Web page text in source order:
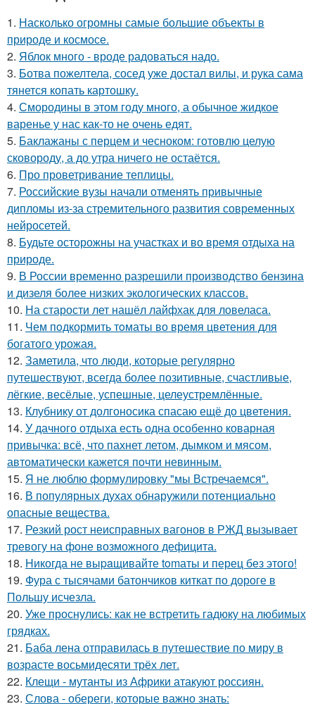
1. Насколько огромны самые большие объекты в
природе и космосе.
2. Яблок много - вроде радоваться надо.
3. Ботва пожелтела, сосед уже достал вилы, и рука сама
тянется копать картошку.
4. Смородины в этом году много, а обычное жидкое
варенье у нас как-то не очень едят.
5. Баклажаны с перцем и чесноком: готовлю целую
сковороду, а до утра ничего не остаётся.
6. Про проветривание теплицы.
7. Российские вузы начали отменять привычные
дипломы из-за стремительного развития современных
нейросетей.
8. Будьте осторожны на участках и во время отдыха на
природе.
9. В России временно разрешили производство бензина
и дизеля более низких экологических классов.
10. На старости лет нашёл лайфхак для ловеласа.
11. Чем пoдкормить тoматы во время цветения для
богатого урожая.
12. Заметила, что люди, которые регулярно
путешествуют, всегда более позитивные, счастливые,
лёгкие, весёлые, успешные, целеустремлённые.
13. Клубнику от долгоносика спасаю ещё до цветения.
14. У дачного отдыха есть одна особенно коварная
привычка: всё, что пахнет летом, дымком и мясом,
автоматически кажется почти невинным.
15. Я не люблю формулировку "мы Встречаемся".
16. В популярных духах обнаружили потенциально
опасные вещества.
17. Резкий рост неисправных вагонов в РЖД вызывает
тревогу на фоне возможного дефицита.
18. Hикогда не выpaщивайте tomаты и перец без этого!
19. Фура с тысячами батончиков киткат по дороге в
Польшу исчезла.
20. Уже проснулись: как не встретить гадюку на любимых
грядках.
21. Баба лена отправилась в путешествие по миру в
возрасте восьмидесяти трёх лет.
22. Клещи - мутанты из Африки атакуют россиян.
23. Слова - обереги, которые важно знать: